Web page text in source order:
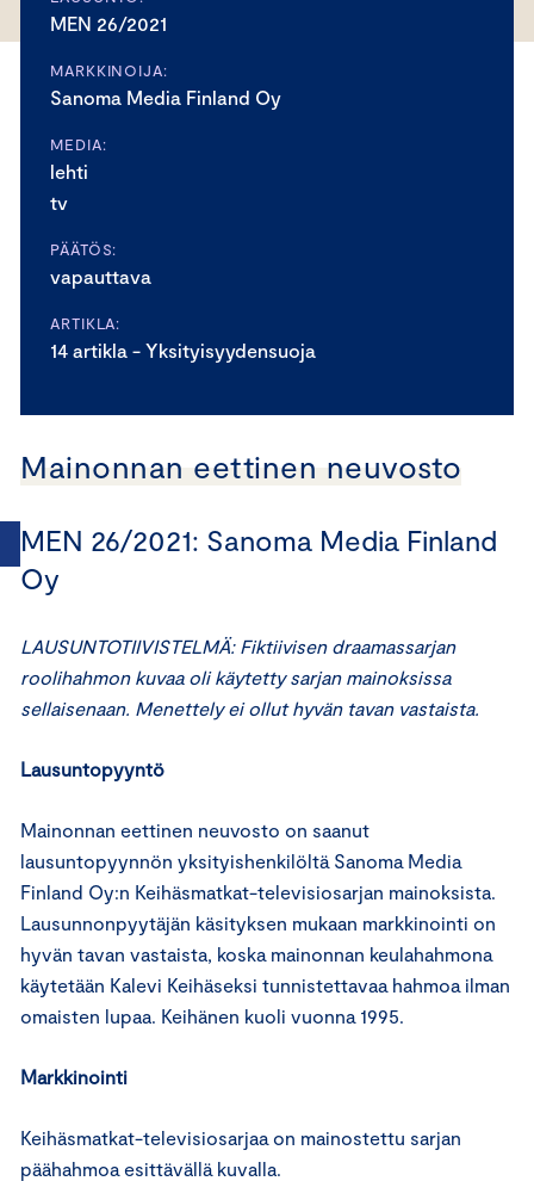
MEN 26/2021
MARKKINOIJA:
Sanoma Media Finland Oy
MEDIA:
lehti
tv
PÄÄTÖS:
vapauttava
ARTIKLA:
14 artikla - Yksityisyydensuoja
Mainonnan eettinen neuvosto
MEN 26/2021: Sanoma Media Finland
Oy
LAUSUNTOTIIVISTELMÄ: Fiktiivisen draamassarjan
roolihahmon kuvaa oli käytetty sarjan mainoksissa
sellaisenaan. Menettely ei ollut hyvän tavan vastaista.
Lausuntopyyntö
Mainonnan eettinen neuvosto on saanut
lausuntopyynnön yksityishenkilöltä Sanoma Media
Finland Oy:n Keihäsmatkat-televisiosarjan mainoksista.
Lausunnonpyytäjän käsityksen mukaan markkinointi on
hyvän tavan vastaista, koska mainonnan keulahahmona
käytetään Kalevi Keihäseksi tunnistettavaa hahmoa ilman
omaisten lupaa. Keihänen kuoli vuonna 1995.
Markkinointi
Keihäsmatkat-televisiosarjaa on mainostettu sarjan
päähahmoa esittävällä kuvalla.